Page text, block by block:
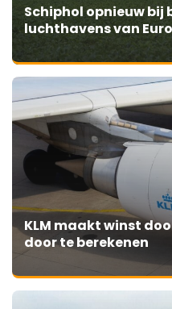
Schiphol opnieuw bij
luchthavens van
KLM maakt winst
door te berekenen